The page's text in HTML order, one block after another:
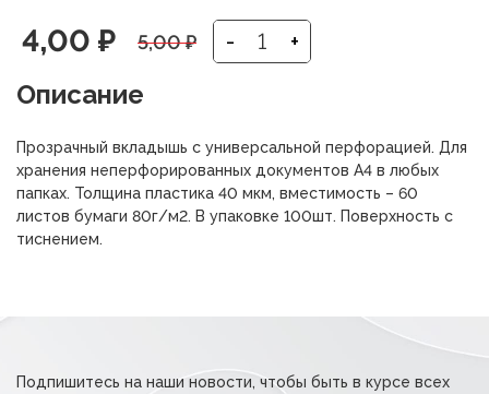
5,00₽
Первоначальная
цена
составляла
5,00 ₽.
4,00 ₽
Текущая
цена:
4,00 ₽.
- +
Описание
Прозрачный вкладышь с универсальной перфорацией. Для
хранения неперфорированных документов А4 в любых
папках. Толщина пластика 40 мкм, вместимость – 60
листов бумаги 80г/м2. В упаковке 100шт. Поверхность с
тиснением.
Подпишитесь на наши новости, чтобы быть в курсе всех